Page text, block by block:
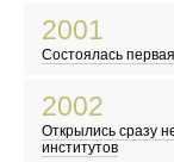
Жорес Алферов
Выходит фильм
2001
Состоялась
Произошел
Открылась
2002
Открылись сразу
институтов